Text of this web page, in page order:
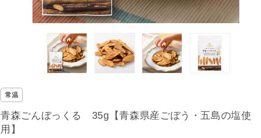
常温
青森ごんぼっくる 35g【青森県産ごぼう・五島の塩使
用】